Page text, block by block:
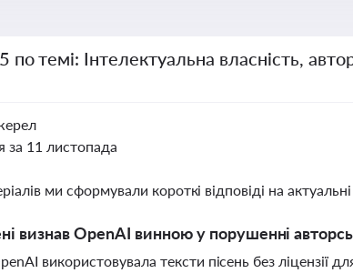
темі: Інтелектуальна власність,
за 11 листопада
ми сформували короткі відповіді на
визнав OpenAI винною у порушенні
використовувала тексти пісень без ліцензії